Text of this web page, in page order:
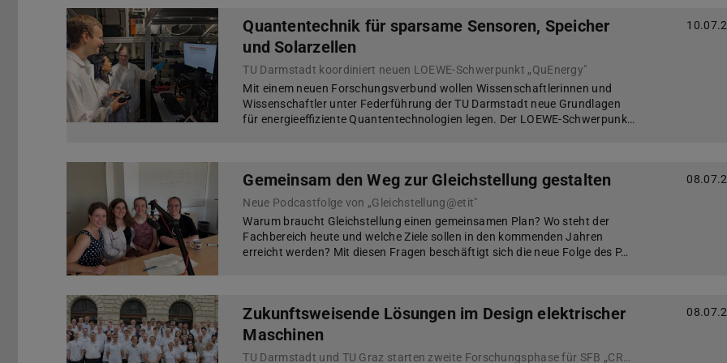
Quantentechnik für sparsame Sensoren, Speicher
und Solarzellen
TU Darmstadt koordiniert neuen LOEWE-Schwerpunkt „QuEnergy"
Mit einem neuen Forschungsverbund wollen Wissenschaftlerinnen und
Wissenschaftler unter Federführung der TU Darmstadt neue Grundlagen
für energieeffiziente Quantentechnologien legen. Der LOEWE-Schwerpunk…
Gemeinsam den Weg zur Gleichstellung gestalten
Neue Podcastfolge von „Gleichstellung@etit"
Warum braucht Gleichstellung einen gemeinsamen Plan? Wo steht der
Fachbereich heute und welche Ziele sollen in den kommenden Jahren
erreicht werden? Mit diesen Fragen beschäftigt sich die neue Folge des P…
Zukunftsweisende Lösungen im Design elektrischer
Maschinen
TU Darmstadt und TU Graz starten zweite Forschungsphase für SFB „CREATOR“